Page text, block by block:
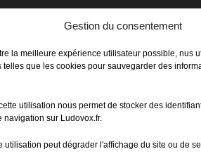
Gestion du consentement
la meilleure expérience utilisateur possible, nus
telles que les cookies pour sauvegarder des
utilisation nous permet de stocker des
navigation sur Ludovox.fr.
utilisation peut dégrader l'affichage du site ou de
-
-
80%